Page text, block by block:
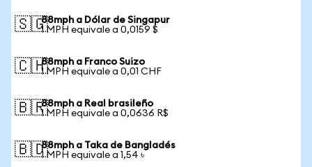
🇸🇬88mph a Dólar de Singapur
1 MPH equivale a 0,0159 $
🇨🇭88mph a Franco Suizo
1 MPH equivale a 0,01 CHF
🇧🇷88mph a Real brasileño
1 MPH equivale a 0,0636 R$
🇧🇩88mph a Taka de Bangladés
1 MPH equivale a 1,54 ৳